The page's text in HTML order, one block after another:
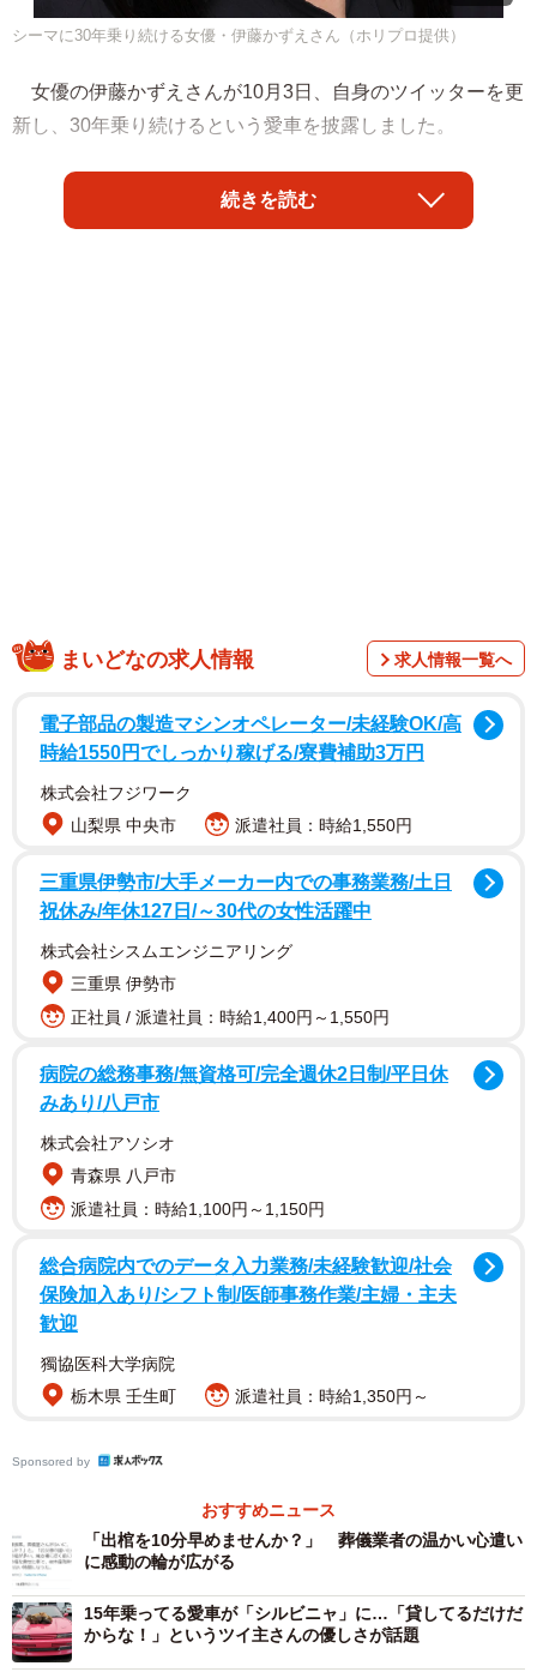
シーマに30年乗り続ける女優・伊藤かずえさん（ホリプロ提供）
女優の伊藤かずえさんが10月3日、自身のツイッターを更
新し、30年乗り続けるという愛車を披露しました。
「シーマに乗り始めて今月で30年 今日一年点検しても
らったら日産スタッフの方におめでとうございますとお花
伊藤さんの投稿は、数日で52000の「いいね」を集め、
リツイート数は9600を超える大反響。コメントも580件を
超え、今も拡散は続いています。
伊藤かずえさんがツイッターに投稿した写真「シーマに乗り始めて今月
で30年」（伊藤かずえさん提供）
伊藤さんの愛車は日産の初代シーマ。1988年に販売開始
し、ファンの間では「y31」と呼ばれる車種です。当時は、
「シーマ現象」という流行語も生まれるほどの人気ぶりで
した。
出演した年です。翌年以降「もう誰も愛さない」「ホテ
ル」「愛するということ」と人気ドラマに立て続けに出
演、存在感を放ちます。
伊藤さん「近所の買い物に」
続きを読む
まいどなの求人情報 求人情報一覧へ
電子部品の製造マシンオペレーター/未経験OK/高
時給1550円でしっかり稼げる/寮費補助3万円
株式会社フジワーク
山梨県 中央市
派遣社員：時給1,550円
三重県伊勢市/大手メーカー内での事務業務/土日
祝休み/年休127日/～30代の女性活躍中
株式会社シスムエンジニアリング
三重県 伊勢市
正社員 / 派遣社員：時給1,400円～1,550円
病院の総務事務/無資格可/完全週休2日制/平日休
みあり/八戸市
株式会社アソシオ
青森県 八戸市
派遣社員：時給1,100円～1,150円
総合病院内でのデータ入力業務/未経験歓迎/社会
保険加入あり/シフト制/医師事務作業/主婦・主夫
歓迎
獨協医科大学病院
栃木県 壬生町
派遣社員：時給1,350円～
Sponsored by
おすすめニュース
「出棺を10分早めませんか？」 葬儀業者の温かい心遣い
に感動の輪が広がる
15年乗ってる愛車が「シルビニャ」に…「貸してるだけだ
からな！」というツイ主さんの優しさが話題